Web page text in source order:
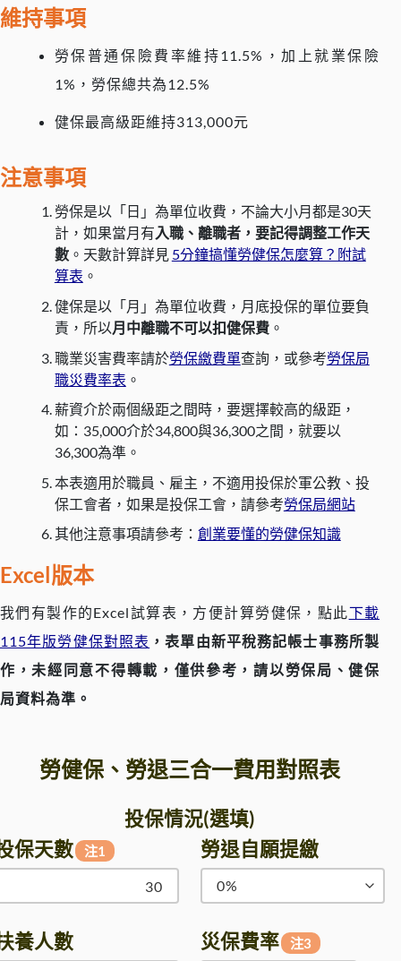
維持事項
勞保普通保險費率維持11.5%，加上就業保險
1%，勞保總共為12.5%
健保最高級距維持313,000元
注意事項
勞保是以「日」為單位收費，不論大小月都是30天
計，如果當月有入職、離職者，要記得調整工作天
數。天數計算詳見 5分鐘搞懂勞健保怎麼算？附試
算表 。
健保是以「月」為單位收費，月底投保的單位要負
責，所以月中離職不可以扣健保費。
職業災害費率請於勞保繳費單查詢，或參考勞保局
職災費率表 。
薪資介於兩個級距之間時，要選擇較高的級距，
如：35,000介於34,800與36,300之間，就要以
36,300為準。
本表適用於職員、雇主，不適用投保於軍公教、投
保工會者，如果是投保工會，請參考勞保局網站
其他注意事項請參考： 創業要懂的勞健保知識
Excel版本
我們有製作的Excel試算表，方便計算勞健保，點此下載
115年版勞健保對照表 ，表單由新平稅務記帳士事務所製
作，未經同意不得轉載，僅供參考，請以勞保局、健保
局資料為準。
勞健保、勞退三合一費用對照表
投保情況(選填)
保天數
注1 勞退自願提繳
養人數 災保費率 注3